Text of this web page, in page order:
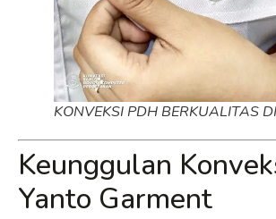
KONVEKSI PDH BERKUALITAS
Keunggulan
Yanto Garment